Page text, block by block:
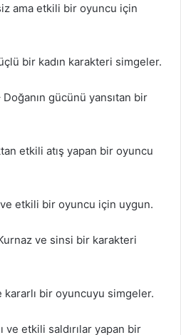
ama etkili bir oyuncu için
bir kadın karakteri simgeler.
gücünü yansıtan bir
etkili atış yapan bir oyuncu
etkili bir oyuncu için uygun.
ve sinsi bir karakteri
bir oyuncuyu simgeler.
ve etkili saldırılar yapan bir